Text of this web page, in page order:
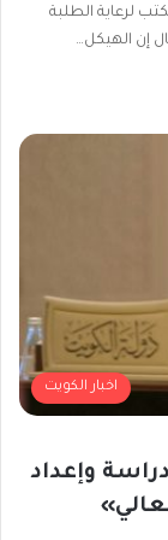
لرعاية الطلبة
إن الهيكل…
اخبار الكويت
وإعداد